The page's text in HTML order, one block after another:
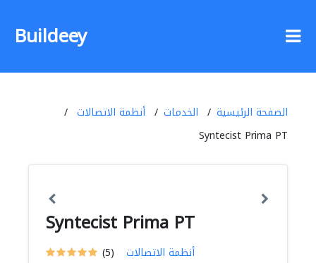
Buildeey
الصفحة الرئيسية الخدمات
أنظمة الاتصالات
Syntecist Prima PT
Syntecist Prima PT
(5) أنظمة الاتصالات